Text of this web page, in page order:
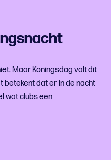
Maar Koningsdag valt dit
betekent dat er in de nacht
wat clubs een